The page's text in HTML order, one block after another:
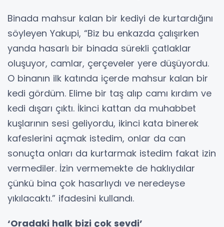
Binada mahsur kalan bir kediyi de kurtardığını
söyleyen Yakupi, “Biz bu enkazda çalışırken
yanda hasarlı bir binada sürekli çatlaklar
oluşuyor, camlar, çerçeveler yere düşüyordu.
O binanın ilk katında içerde mahsur kalan bir
kedi gördüm. Elime bir taş alıp camı kırdım ve
kedi dışarı çıktı. İkinci kattan da muhabbet
kuşlarının sesi geliyordu, ikinci kata binerek
kafeslerini açmak istedim, onlar da can
sonuçta onları da kurtarmak istedim fakat izin
vermediler. İzin vermemekte de haklıydılar
çünkü bina çok hasarlıydı ve neredeyse
yıkılacaktı.” ifadesini kullandı.
‘Oradaki halk bizi çok sevdi’